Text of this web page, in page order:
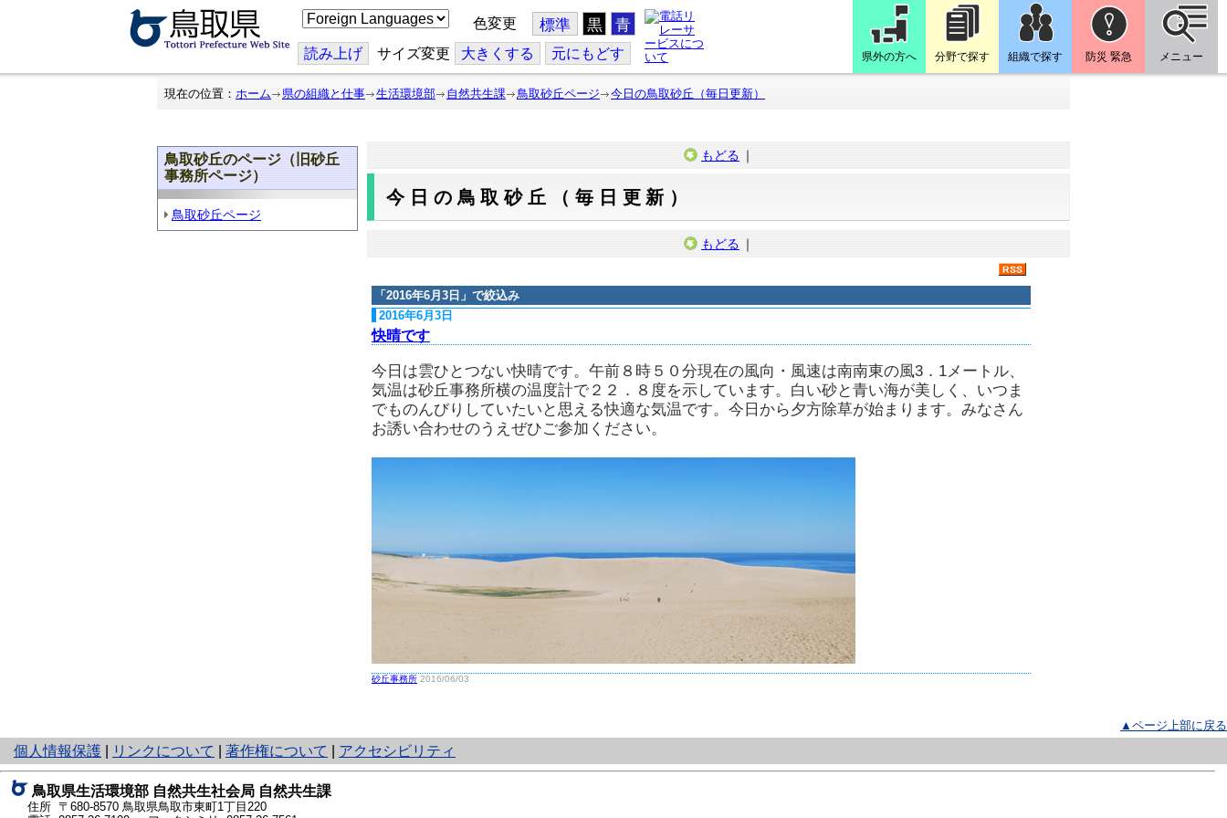
こ
の
ジ
を
翻
色変更 標準 黒 青
読み上げ サイズ変更 大きくする 元にもどす 県外の方へ 分野で探す 組織で探す 防災 緊急 メニュー
現在の位置： ホーム 県の組織と仕事 生活環境部 自然共生課 鳥取砂丘ページ 今日の鳥取砂丘（毎日更新）
鳥取砂丘のページ（旧砂丘
事務所ページ）
鳥取砂丘ページ
もどる ｜
今日の鳥取砂丘（毎日更新）
もどる ｜
「 2016年6月3日 」で絞込み
2016年6月3日
快晴です
今日は雲ひとつない快晴です。午前８時５０分現在の風向・風速は南南東の風3．1メートル、
気温は砂丘事務所横の温度計で２２．８度を示しています。白い砂と青い海が美しく、いつま
でものんびりしていたいと思える快適な気温です。今日から夕方除草が始まります。みなさん
お誘い合わせのうえぜひご参加ください。
砂丘事務所 2016/06/03
▲ページ上部に戻る
個人情報保護
と
り
ネ
ッ
リンクについて 著作権について アクセシビリティ
鳥取県生活環境部 自然共生社会局 自然共生課
住所 〒680-8570 鳥取県鳥取市東町1丁目220